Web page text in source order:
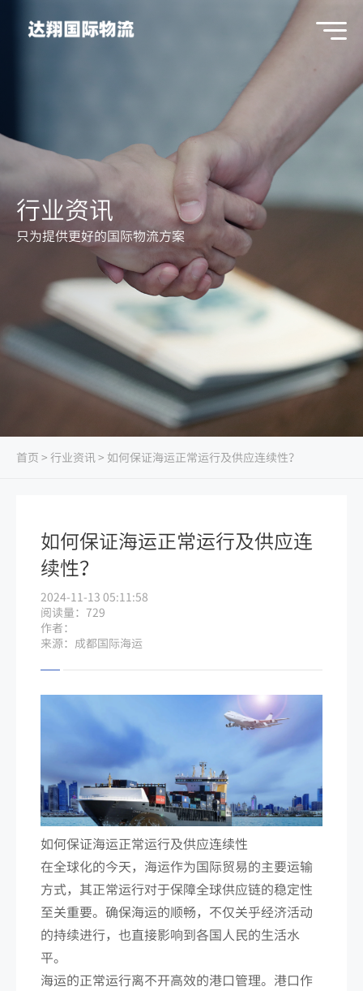
行业资讯
只为提供更好的国际物流方案
首页 > 行业资讯> 如何保证海运正常运行及供应连续性？
如何保证海运正常运行及供应连
续性？
2024-11-13 05:11:58
阅读量：729
作者：
来源：成都国际海运
如何保证海运正常运行及供应连续性
在全球化的今天，海运作为国际贸易的主要运输
方式，其正常运行对于保障全球供应链的稳定性
至关重要。确保海运的顺畅，不仅关乎经济活动
的持续进行，也直接影响到各国人民的生活水
平。
海运的正常运行离不开高效的港口管理。港口作